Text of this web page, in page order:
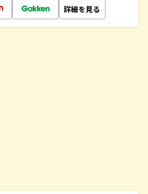
詳細を見る